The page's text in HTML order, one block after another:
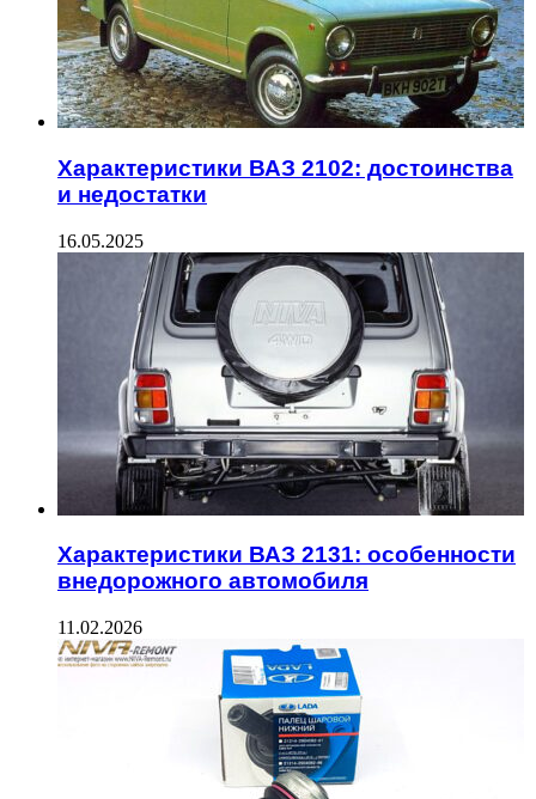
Характеристики ВАЗ 2102: достоинства
и недостатки
16.05.2025
Характеристики ВАЗ 2131: особенности
внедорожного автомобиля
11.02.2026